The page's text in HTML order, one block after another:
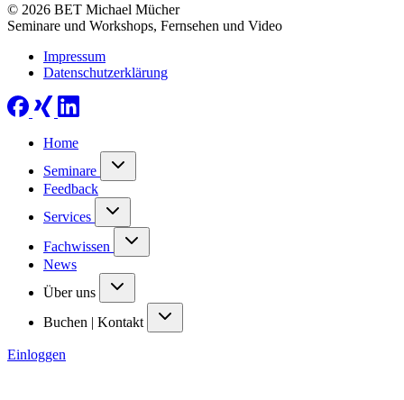
© 2026 BET Michael Mücher
Seminare und Workshops, Fernsehen und Video
Impressum
Datenschutzerklärung
Home
Seminare
Feedback
Services
Fachwissen
News
Über uns
Buchen | Kontakt
Einloggen